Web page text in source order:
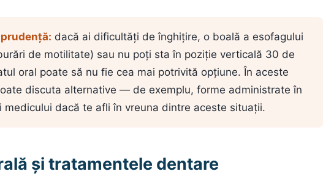
dacă ai dificultăți de înghițire, o boală a esofagului
de motilitate) sau nu poți sta în poziție verticală 30 de
oral poate să nu fie cea mai potrivită opțiune. În aceste
discuta alternative — de exemplu, forme administrate în
medicului dacă te afli în vreuna dintre aceste situații.
și tratamentele dentare